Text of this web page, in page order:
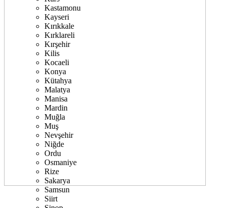
Kastamonu
Kayseri
Kırıkkale
Kırklareli
Kırşehir
Kilis
Kocaeli
Konya
Kütahya
Malatya
Manisa
Mardin
Muğla
Muş
Nevşehir
Niğde
Ordu
Osmaniye
Rize
Sakarya
Samsun
Siirt